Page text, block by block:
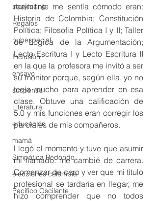
storytelling
Regalos
nubespecial
Inclusión
ensayo
suspenso
Literatura
educación
mamá
Simpática Redondo
elecciones colombia
Pacifico Oscilante
realmente me sentía cómodo eran:
Historia de Colombia; Constitución
Política; Filosofia Política I y II; Taller
de Lógica de la Argumentación;
Lecto Escritura I y Lecto Escritura II
en la que la profesora me invitó a ser
su monitor porque, según ella, yo no
tenía mucho para aprender en esa
clase. Obtuve una calificación de
5.0 y mis funciones eran corregir los
parciales de mis compañeros.
Llegó el momento y tuve que asumir
mi llamado: me cambié de carrera.
Comenzar de cero y ver que mi título
profesional se tardaría en llegar, me
hizo comprender que no todos